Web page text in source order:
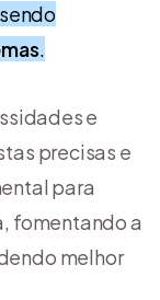
.
e
precisas e
para
fomentando a
melhor